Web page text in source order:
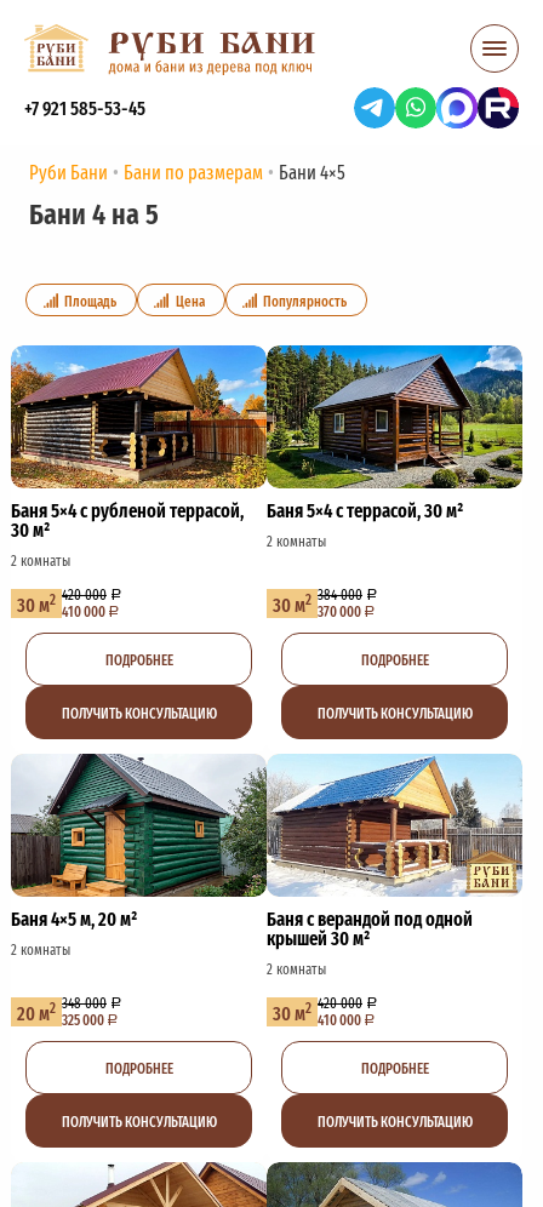
+7 921 585-53-45
Руби Бани Бани по размерам Бани 4×5
Бани 4 на 5
Площадь Цена Популярность
Баня 5×4 с рубленой террасой,
30 м²
2 комнаты
30 м2 420 000
410 000
ПОДРОБНЕЕ
ПОЛУЧИТЬ КОНСУЛЬТАЦИЮ
Баня 5×4 с террасой, 30 м²
2 комнаты
30 м2 384 000
370 000
ПОДРОБНЕЕ
ПОЛУЧИТЬ КОНСУЛЬТАЦИЮ
Баня 4×5 м, 20 м²
2 комнаты
20 м2 348 000
325 000
ПОДРОБНЕЕ
ПОЛУЧИТЬ КОНСУЛЬТАЦИЮ
Баня с верандой под одной
крышей 30 м²
2 комнаты
30 м2 420 000
410 000
ПОДРОБНЕЕ
ПОЛУЧИТЬ КОНСУЛЬТАЦИЮ